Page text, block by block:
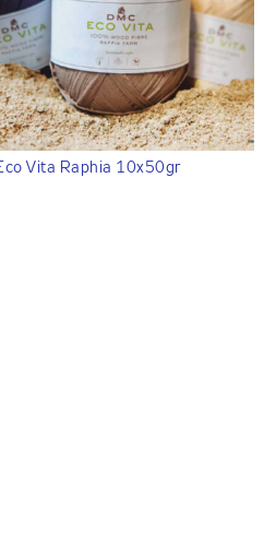
Vita Raphia 10x50gr